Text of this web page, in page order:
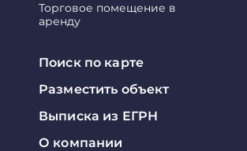
Торговое помещение в
аренду
Поиск по карте
Разместить объект
Выписка из ЕГРН
О компании